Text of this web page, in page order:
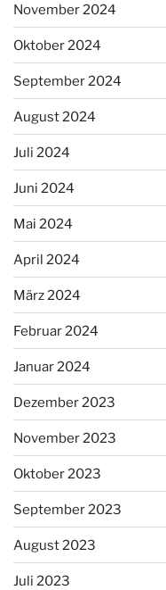
November 2024
Oktober 2024
September 2024
August 2024
Juli 2024
Juni 2024
Mai 2024
April 2024
März 2024
Februar 2024
Januar 2024
Dezember 2023
November 2023
Oktober 2023
September 2023
August 2023
Juli 2023